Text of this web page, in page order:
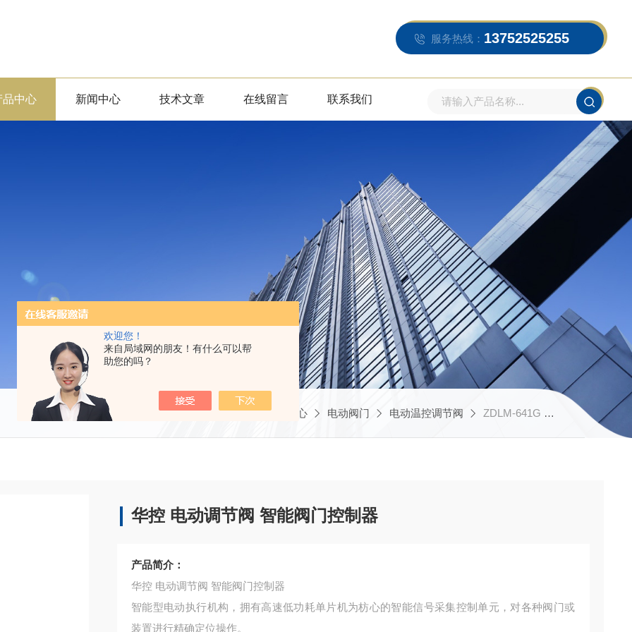
欢迎您！
来自局域网的朋友！有什么可以帮
助您的吗？
服务热线： 13752525255
品中心 新闻中心 技术文章 在线留言 联系我们
当前位置：首页 产品中心 电动阀门 电动温控调节阀 ZDLM-641G PN64 DN40华控 电动调节阀 智能阀门控制器
华控 电动调节阀 智能阀门控制器
产品简介：
华控 电动调节阀 智能阀门控制器
智能型电动执行机构，拥有高速低功耗单片机为枋心的智能信号采集控制单元，对各种阀门或
装置进行精确定位操作。